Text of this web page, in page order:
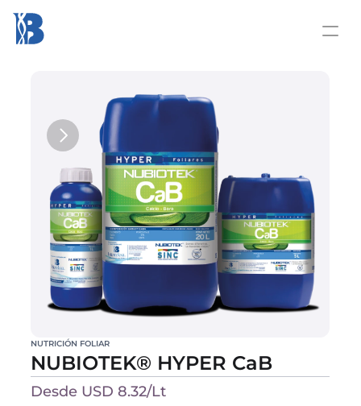
NUTRICIÓN FOLIAR
NUBIOTEK® HYPER CaB
Desde USD 8.32/Lt